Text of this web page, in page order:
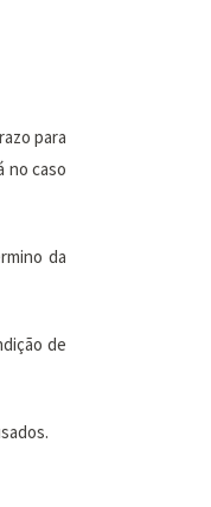
para
no caso
da
de